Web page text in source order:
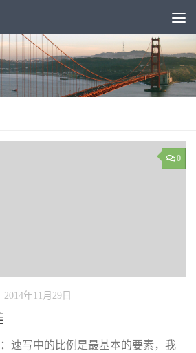
0
2014年11月29日
速写中的比例是最基本的要素，我